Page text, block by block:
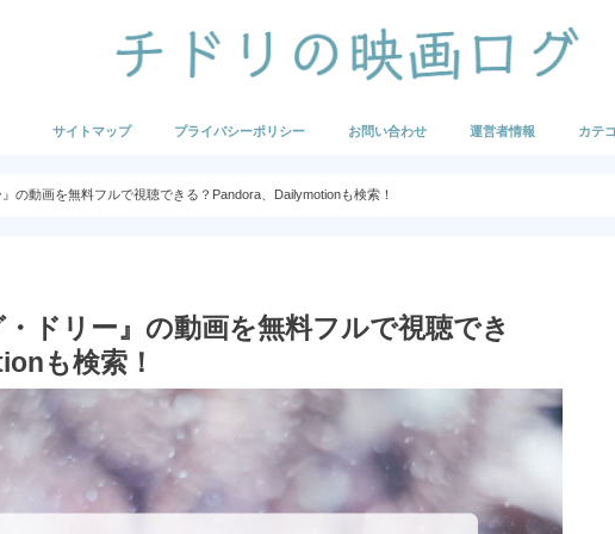
サイトマップ プライバシーポリシー お問い合わせ 運営者情報 カテ
の動画を無料フルで視聴できる？Pandora、Dailymotionも検索！
ドリー』の動画を無料フルで視聴でき
も検索！